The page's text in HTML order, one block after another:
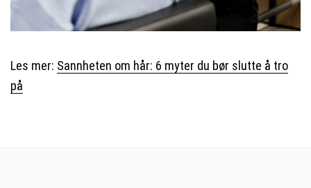
Les mer: Sannheten om hår: 6 myter du bør slutte å tro
på